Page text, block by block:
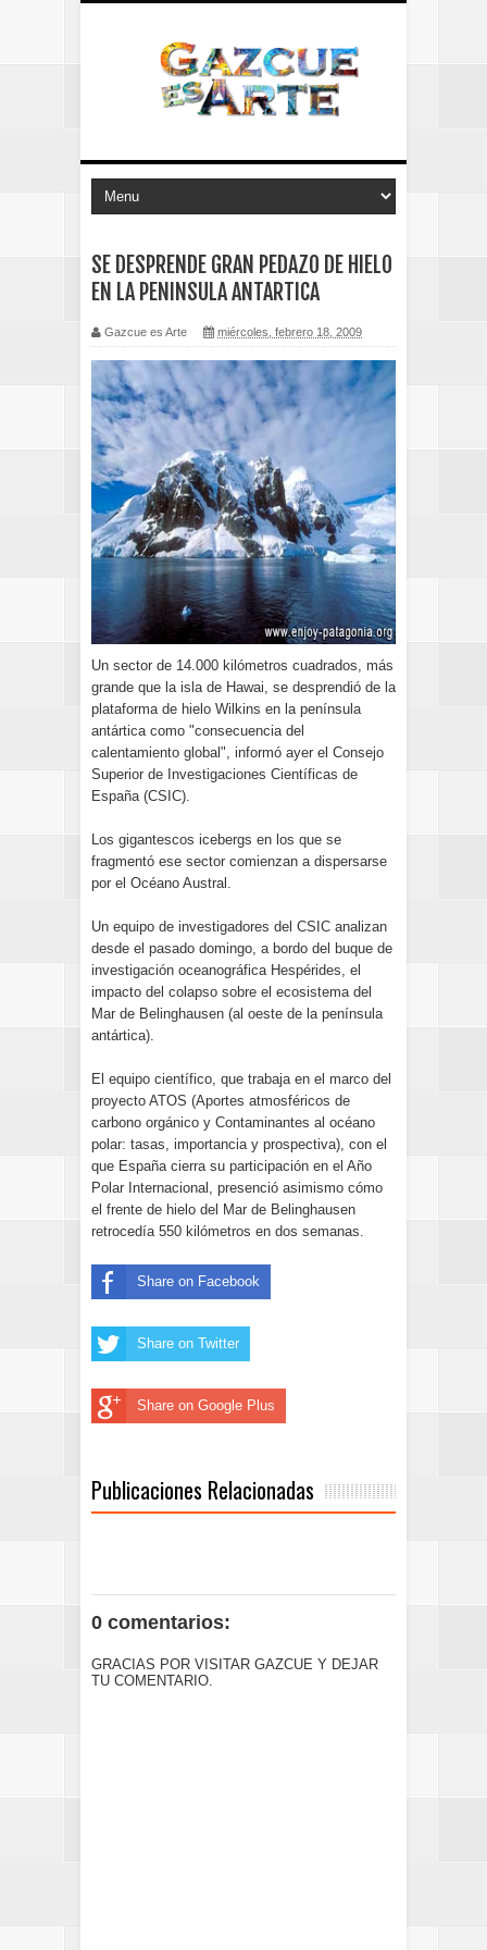
SE DESPRENDE GRAN PEDAZO DE HIELO
EN LA PENINSULA ANTARTICA
Gazcue es Arte miércoles, febrero 18, 2009
Un sector de 14.000 kilómetros cuadrados, más
grande que la isla de Hawai, se desprendió de la
plataforma de hielo Wilkins en la península
antártica como "consecuencia del
calentamiento global", informó ayer el Consejo
Superior de Investigaciones Científicas de
España (CSIC).
Los gigantescos icebergs en los que se
fragmentó ese sector comienzan a dispersarse
por el Océano Austral.
Un equipo de investigadores del CSIC analizan
desde el pasado domingo, a bordo del buque de
investigación oceanográfica Hespérides, el
impacto del colapso sobre el ecosistema del
Mar de Belinghausen (al oeste de la península
antártica).
El equipo científico, que trabaja en el marco del
proyecto ATOS (Aportes atmosféricos de
carbono orgánico y Contaminantes al océano
polar: tasas, importancia y prospectiva), con el
que España cierra su participación en el Año
Polar Internacional, presenció asimismo cómo
el frente de hielo del Mar de Belinghausen
retrocedía 550 kilómetros en dos semanas.
Share on Facebook
Share on Twitter
Share on Google Plus
Publicaciones Relacionadas
0 comentarios:
GRACIAS POR VISITAR GAZCUE Y DEJAR
TU COMENTARIO.